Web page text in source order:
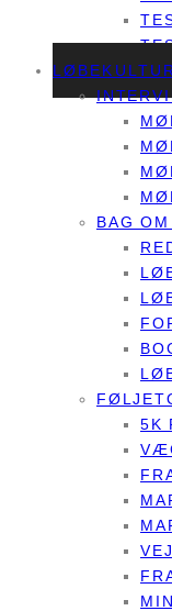
LØBEKULTUR
BAG
5K